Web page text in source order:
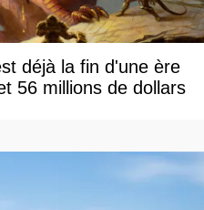
déjà la fin d'une ère
56 millions de dollars